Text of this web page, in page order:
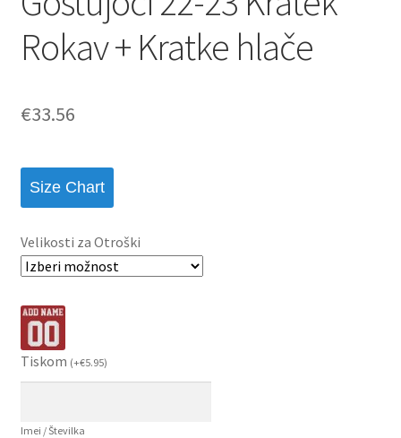
Rokav + Kratke hlače
€33.56
Size Chart
Velikosti za Otroški
Tiskom (+€5.95)
Imei / Številka